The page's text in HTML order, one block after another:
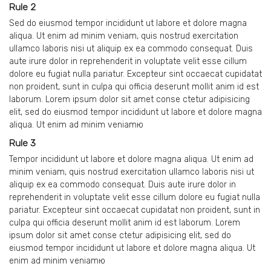
Rule 2
Sed do eiusmod tempor incididunt ut labore et dolore magna
aliqua. Ut enim ad minim veniam, quis nostrud exercitation
ullamco laboris nisi ut aliquip ex ea commodo consequat. Duis
aute irure dolor in reprehenderit in voluptate velit esse cillum
dolore eu fugiat nulla pariatur. Excepteur sint occaecat cupidatat
non proident, sunt in culpa qui officia deserunt mollit anim id est
laborum. Lorem ipsum dolor sit amet conse ctetur adipisicing
elit, sed do eiusmod tempor incididunt ut labore et dolore magna
aliqua. Ut enim ad minim veniamю
Rule 3
Tempor incididunt ut labore et dolore magna aliqua. Ut enim ad
minim veniam, quis nostrud exercitation ullamco laboris nisi ut
aliquip ex ea commodo consequat. Duis aute irure dolor in
reprehenderit in voluptate velit esse cillum dolore eu fugiat nulla
pariatur. Excepteur sint occaecat cupidatat non proident, sunt in
culpa qui officia deserunt mollit anim id est laborum. Lorem
ipsum dolor sit amet conse ctetur adipisicing elit, sed do
eiusmod tempor incididunt ut labore et dolore magna aliqua. Ut
enim ad minim veniamю